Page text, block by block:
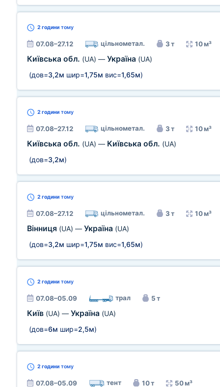
2 години тому
07.08–27.12 цільнометал. 3 т 10 м³
Київська обл. (UA) — Україна (UA)
(дов=3,2м шир=1,75м вис=1,65м)
2 години тому
07.08–27.12 цільнометал. 3 т 10 м³
Київська обл. (UA) — Київська обл. (UA)
(дов=3,2м)
2 години тому
07.08–27.12 цільнометал. 3 т 10 м³
Вінниця (UA) — Україна (UA)
(дов=3,2м шир=1,75м вис=1,65м)
2 години тому
07.08–05.09 трал 5 т
Київ (UA) — Україна (UA)
(дов=6м шир=2,5м)
2 години тому
07.08–05.09 тент 10 т 50 м³